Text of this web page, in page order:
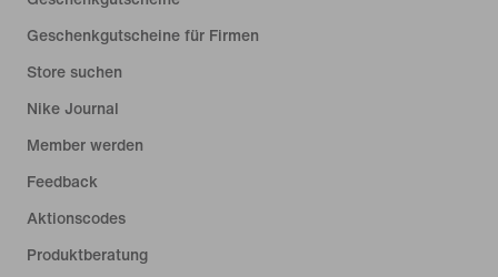
Geschenkgutscheine für Firmen
Store suchen
Nike Journal
Member werden
Feedback
Aktionscodes
Produktberatung